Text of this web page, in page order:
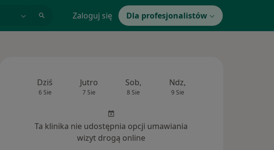
Zaloguj się Dla profesjonalistów
Dziś
6 Sie
Jutro
7 Sie
Sob,
8 Sie
Ndz,
9 Sie
Ta klinika nie udostępnia opcji umawiania
wizyt drogą online